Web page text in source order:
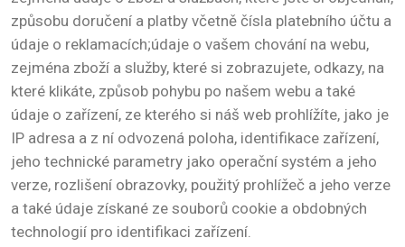
způsobu doručení a platby včetně čísla platebního účtu a
údaje o reklamacích;údaje o vašem chování na webu,
zejména zboží a služby, které si zobrazujete, odkazy, na
které klikáte, způsob pohybu po našem webu a také
údaje o zařízení, ze kterého si náš web prohlížíte, jako je
IP adresa a z ní odvozená poloha, identifikace zařízení,
jeho technické parametry jako operační systém a jeho
verze, rozlišení obrazovky, použitý prohlížeč a jeho verze
a také údaje získané ze souborů cookie a obdobných
technologií pro identifikaci zařízení.